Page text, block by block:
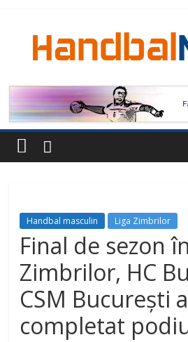
Handbal masculin Liga Zimbrilor
Final de sezon
Zimbrilor, HC
CSM București
completat